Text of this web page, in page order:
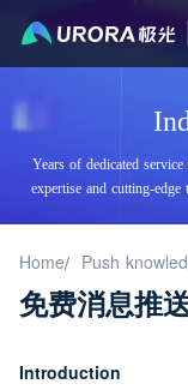
Years of dedicated
expertise and cutting-
tens of billions of daily
Home/ Push
免费消息推
Introduction